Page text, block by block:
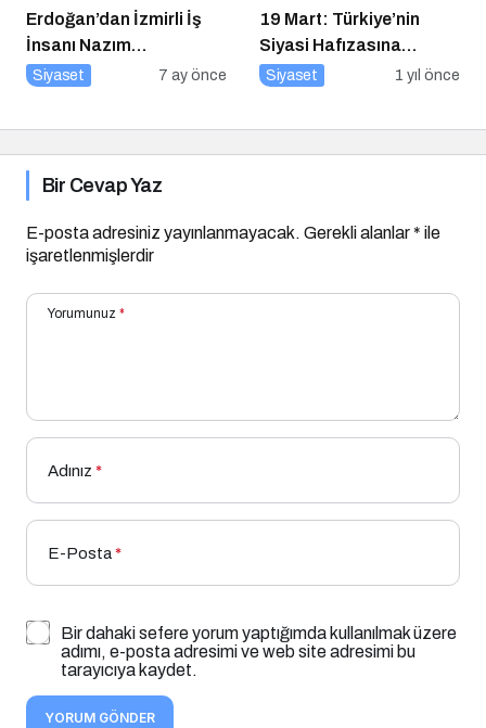
Erdoğan’dan İzmirli İş
İnsanı Nazım
Torbaoğlu’na Anlamlı
Siyaset 7 ay önce
19 Mart: Türkiye’nin
Siyasi Hafızasına
Kazınan Sivil Darbe
Siyaset 1 yıl önce
Bir Cevap Yaz
E-posta adresiniz yayınlanmayacak. Gerekli alanlar* ile
işaretlenmişlerdir
Yorumunuz *
Adınız *
E-Posta*
Bir dahaki sefere yorum yaptığımda kullanılmak üzere
adımı, e-posta adresimi ve web site adresimi bu
tarayıcıya kaydet.
YORUM GÖNDER